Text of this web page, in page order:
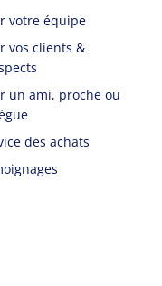
votre équipe
vos clients &
un ami, proche ou
des achats